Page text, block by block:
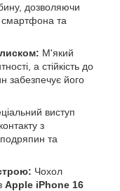
дозволяючи
смартфона та
М'який
а стійкість до
забезпечує його
виступ
з
та
Чохол
Apple iPhone 16